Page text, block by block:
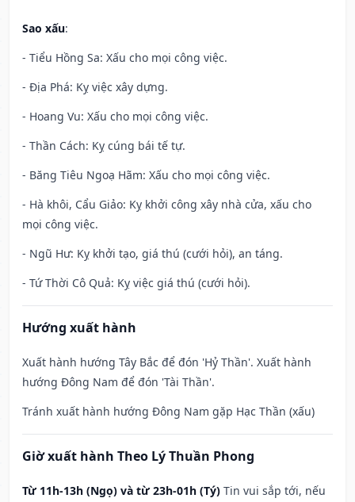
Sao xấu:
- Tiểu Hồng Sa: Xấu cho mọi công việc.
- Địa Phá: Kỵ việc xây dựng.
- Hoang Vu: Xấu cho mọi công việc.
- Thần Cách: Kỵ cúng bái tế tự.
- Băng Tiêu Ngoạ Hãm: Xấu cho mọi công việc.
- Hà khôi, Cẩu Giảo: Kỵ khởi công xây nhà cửa, xấu cho
mọi công việc.
- Ngũ Hư: Kỵ khởi tạo, giá thú (cưới hỏi), an táng.
- Tứ Thời Cô Quả: Kỵ việc giá thú (cưới hỏi).
Hướng xuất hành
Xuất hành hướng Tây Bắc để đón 'Hỷ Thần'. Xuất hành
hướng Đông Nam để đón 'Tài Thần'.
Tránh xuất hành hướng Đông Nam gặp Hạc Thần (xấu)
Giờ xuất hành Theo Lý Thuần Phong
Từ 11h-13h (Ngọ) và từ 23h-01h (Tý) Tin vui sắp tới, nếu